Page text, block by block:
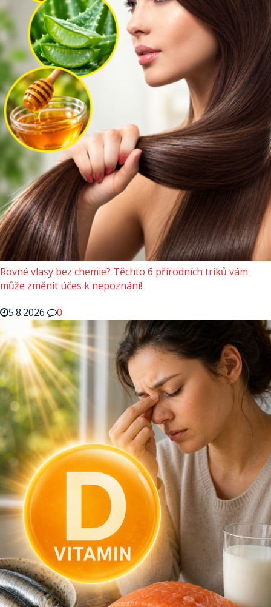
Rovné vlasy bez chemie? Těchto 6 přírodních triků vám
může změnit účes k nepoznání!
5.8.2026
0